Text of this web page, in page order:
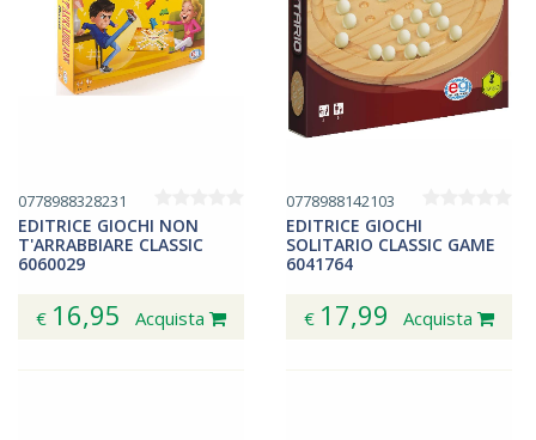
0778988328231
EDITRICE GIOCHI NON
T'ARRABBIARE CLASSIC
6060029
€ 16,95 Acquista
0778988142103
EDITRICE GIOCHI
SOLITARIO CLASSIC GAME
6041764
€ 17,99 Acquista